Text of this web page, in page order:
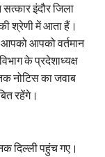
सत्कार इंदौर जिला
श्रेणी में आता हैं।
आपको वर्तमान
के प्रदेशाध्यक्ष
नोटिस का जवाब
रहेंगे।
दिल्ली पहुंच गए।